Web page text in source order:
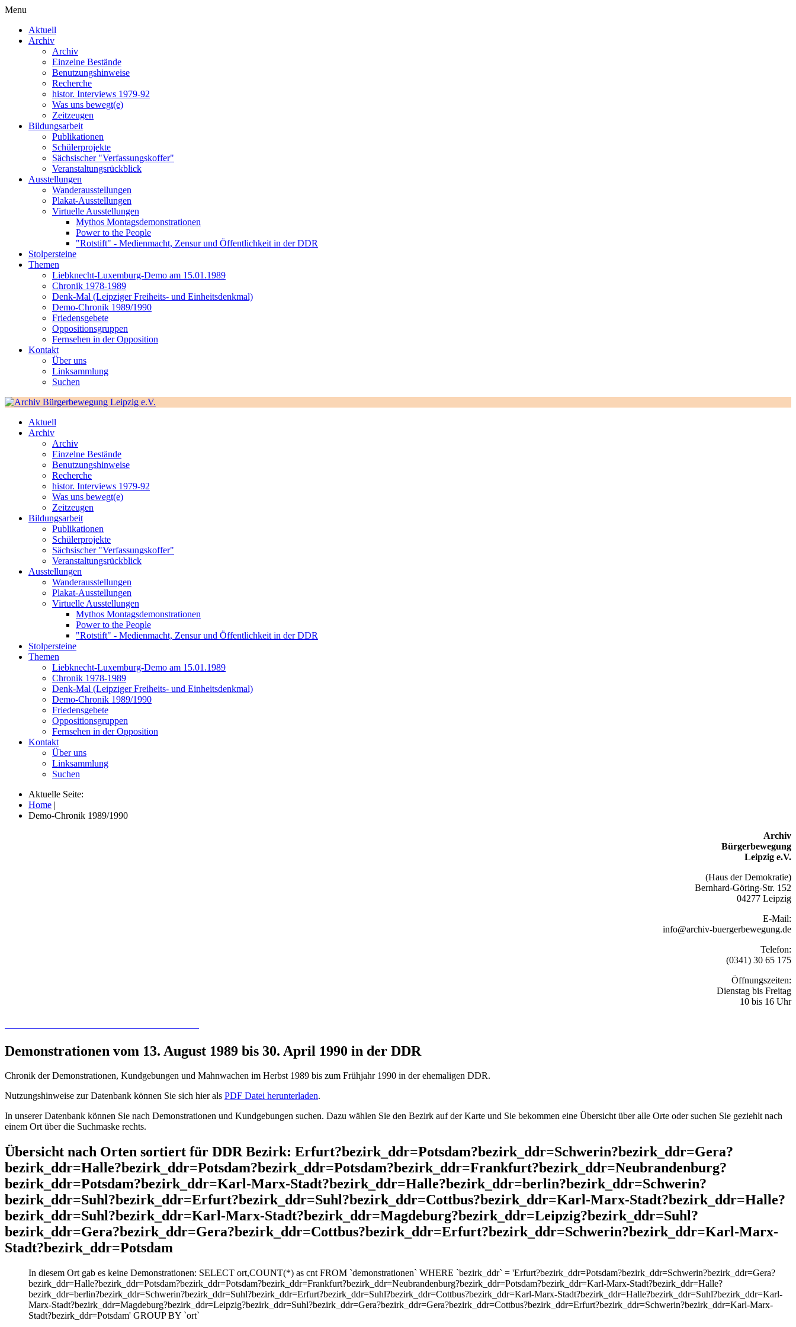
Menu
Aktuell
Archiv
Archiv
Einzelne Bestände
Benutzungshinweise
Recherche
histor. Interviews 1979-92
Was uns bewegt(e)
Zeitzeugen
Bildungsarbeit
Publikationen
Schülerprojekte
Sächsischer "Verfassungskoffer"
Veranstaltungsrückblick
Ausstellungen
Wanderausstellungen
Plakat-Ausstellungen
Virtuelle Ausstellungen
Mythos Montagsdemonstrationen
Power to the People
"Rotstift" - Medienmacht, Zensur und Öffentlichkeit in der DDR
Stolpersteine
Themen
Liebknecht-Luxemburg-Demo am 15.01.1989
Chronik 1978-1989
Denk-Mal (Leipziger Freiheits- und Einheitsdenkmal)
Demo-Chronik 1989/1990
Friedensgebete
Oppositionsgruppen
Fernsehen in der Opposition
Kontakt
Über uns
Linksammlung
Suchen
Aktuell
Archiv
Archiv
Einzelne Bestände
Benutzungshinweise
Recherche
histor. Interviews 1979-92
Was uns bewegt(e)
Zeitzeugen
Bildungsarbeit
Publikationen
Schülerprojekte
Sächsischer "Verfassungskoffer"
Veranstaltungsrückblick
Ausstellungen
Wanderausstellungen
Plakat-Ausstellungen
Virtuelle Ausstellungen
Mythos Montagsdemonstrationen
Power to the People
"Rotstift" - Medienmacht, Zensur und Öffentlichkeit in der DDR
Stolpersteine
Themen
Liebknecht-Luxemburg-Demo am 15.01.1989
Chronik 1978-1989
Denk-Mal (Leipziger Freiheits- und Einheitsdenkmal)
Demo-Chronik 1989/1990
Friedensgebete
Oppositionsgruppen
Fernsehen in der Opposition
Kontakt
Über uns
Linksammlung
Suchen
Aktuelle Seite:
Home |
Demo-Chronik 1989/1990
Archiv
Bürgerbewegung
Leipzig e.V.
(Haus der Demokratie)
Bernhard-Göring-Str. 152
04277 Leipzig
E-Mail:
info@archiv-buergerbewegung.de
Telefon:
(0341) 30 65 175
Öffnungszeiten:
Dienstag bis Freitag
10 bis 16 Uhr
Demonstrationen vom 13. August 1989 bis 30. April 1990 in der DDR
Chronik der Demonstrationen, Kundgebungen und Mahnwachen im Herbst 1989 bis zum Frühjahr 1990 in der ehemaligen DDR.
Nutzungshinweise zur Datenbank können Sie sich hier als PDF Datei herunterladen.
In unserer Datenbank können Sie nach Demonstrationen und Kundgebungen suchen. Dazu wählen Sie den Bezirk auf der Karte und Sie bekommen eine Übersicht über alle Orte oder suchen Sie geziehlt nach
einem Ort über die Suchmaske rechts.
Übersicht nach Orten sortiert für DDR Bezirk: Erfurt?bezirk_ddr=Potsdam?bezirk_ddr=Schwerin?bezirk_ddr=Gera?
bezirk_ddr=Halle?bezirk_ddr=Potsdam?bezirk_ddr=Potsdam?bezirk_ddr=Frankfurt?bezirk_ddr=Neubrandenburg?
bezirk_ddr=Potsdam?bezirk_ddr=Karl-Marx-Stadt?bezirk_ddr=Halle?bezirk_ddr=berlin?bezirk_ddr=Schwerin?
bezirk_ddr=Suhl?bezirk_ddr=Erfurt?bezirk_ddr=Suhl?bezirk_ddr=Cottbus?bezirk_ddr=Karl-Marx-Stadt?bezirk_ddr=Halle?
bezirk_ddr=Suhl?bezirk_ddr=Karl-Marx-Stadt?bezirk_ddr=Magdeburg?bezirk_ddr=Leipzig?bezirk_ddr=Suhl?
bezirk_ddr=Gera?bezirk_ddr=Gera?bezirk_ddr=Cottbus?bezirk_ddr=Erfurt?bezirk_ddr=Schwerin?bezirk_ddr=Karl-Marx-
Stadt?bezirk_ddr=Potsdam
In diesem Ort gab es keine Demonstrationen: SELECT ort,COUNT(*) as cnt FROM `demonstrationen` WHERE `bezirk_ddr` = 'Erfurt?bezirk_ddr=Potsdam?bezirk_ddr=Schwerin?bezirk_ddr=Gera?
bezirk_ddr=Halle?bezirk_ddr=Potsdam?bezirk_ddr=Potsdam?bezirk_ddr=Frankfurt?bezirk_ddr=Neubrandenburg?bezirk_ddr=Potsdam?bezirk_ddr=Karl-Marx-Stadt?bezirk_ddr=Halle?
bezirk_ddr=berlin?bezirk_ddr=Schwerin?bezirk_ddr=Suhl?bezirk_ddr=Erfurt?bezirk_ddr=Suhl?bezirk_ddr=Cottbus?bezirk_ddr=Karl-Marx-Stadt?bezirk_ddr=Halle?bezirk_ddr=Suhl?bezirk_ddr=Karl-
Marx-Stadt?bezirk_ddr=Magdeburg?bezirk_ddr=Leipzig?bezirk_ddr=Suhl?bezirk_ddr=Gera?bezirk_ddr=Gera?bezirk_ddr=Cottbus?bezirk_ddr=Erfurt?bezirk_ddr=Schwerin?bezirk_ddr=Karl-Marx-
Stadt?bezirk_ddr=Potsdam' GROUP BY `ort`